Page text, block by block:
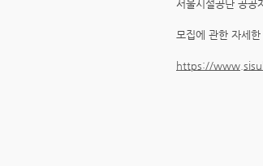
서울시설공단 공
모집에 관한 자세
https://